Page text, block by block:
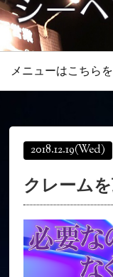
メニューはこちら
オンラインショップ
育毛コース
お客様の声
ご予約＋お問い合わせ
2018.12.19(Wed)
クレーム